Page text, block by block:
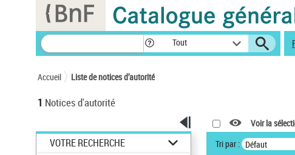
Tout
Accueil Liste de notices d’autorité
1 Notices d'autorité
VOTRE RECHERCHE
Voir la
Tri par : Défaut
Panneau de gestion des cookies